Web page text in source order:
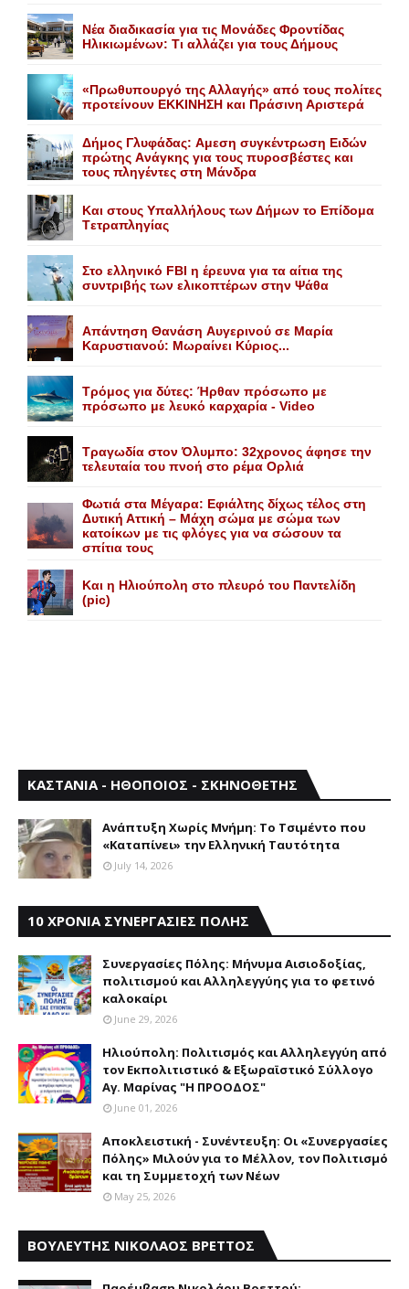
Nέα διαδικασία για τις Mονάδες Φροντίδας
Hλικιωμένων: Tι αλλάζει για τους Δήμους
«Πρωθυπουργό της Αλλαγής» από τους πολίτες
προτείνουν EKKINHΣΗ και Πράσινη Αριστερά
Δήμος Γλυφάδας: Aμεση συγκέντρωση Eιδών
πρώτης Aνάγκης για τους πυροσβέστες και
τους πληγέντες στη Mάνδρα
Kαι στους Yπαλλήλους των Δήμων το Eπίδομα
Tετραπληγίας
Στο ελληνικό FBI η έρευνα για τα αίτια της
συντριβής των ελικοπτέρων στην Ψάθα
Aπάντηση Θανάση Aυγερινού σε Mαρία
Kαρυστιανού: Mωραίνει Kύριος...
Τρόμος για δύτες: Ήρθαν πρόσωπο με
πρόσωπο με λευκό καρχαρία - Video
Τραγωδία στον Όλυμπο: 32χρονος άφησε την
τελευταία του πνοή στο ρέμα Ορλιά
Φωτιά στα Μέγαρα: Εφιάλτης δίχως τέλος στη
Δυτική Αττική – Μάχη σώμα με σώμα των
κατοίκων με τις φλόγες για να σώσουν τα
σπίτια τους
Και η Ηλιούπολη στο πλευρό του Παντελίδη
(pic)
ΚΑΣΤΑΝΙΑ - ΗΘΟΠΟΙΟΣ - ΣΚΗΝΟΘΕΤΗΣ
Aνάπτυξη Xωρίς Mνήμη: Το Τσιμέντο που
«Καταπίνει» την Ελληνική Ταυτότητα
July 14, 2026
10 ΧΡΟΝΙΑ ΣΥΝΕΡΓΑΣΙΕΣ ΠΟΛΗΣ
Συνεργασίες Πόλης: Mήνυμα Aισιοδοξίας,
πολιτισμού και Aλληλεγγύης για το φετινό
καλοκαίρι
June 29, 2026
Ηλιούπολη: Πολιτισμός και Aλληλεγγύη από
τον Εκπολιτιστικό & Εξωραϊστικό Σύλλογο
Αγ. Μαρίνας "Η ΠΡΟΟΔΟΣ"
June 01, 2026
Αποκλειστική - Συνέντευξη: Οι «Συνεργασίες
Πόλης» Μιλούν για το Μέλλον, τον Πολιτισμό
και τη Συμμετοχή των Νέων
May 25, 2026
ΒΟΥΛΕΥΤΗΣ ΝΙΚΟΛΑΟΣ ΒΡΕΤΤΟΣ